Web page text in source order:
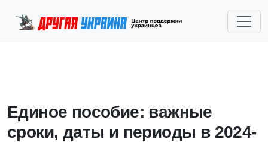
Единое пособие: важные
сроки, даты и периоды в 2024-